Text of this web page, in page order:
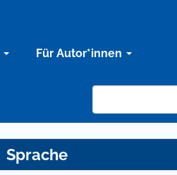
Für Autor*innen
Sprache